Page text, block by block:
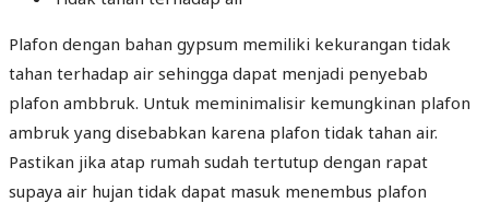
Plafon dengan bahan gypsum memiliki kekurangan tidak
tahan terhadap air sehingga dapat menjadi penyebab
plafon ambbruk. Untuk meminimalisir kemungkinan plafon
ambruk yang disebabkan karena plafon tidak tahan air.
Pastikan jika atap rumah sudah tertutup dengan rapat
supaya air hujan tidak dapat masuk menembus plafon